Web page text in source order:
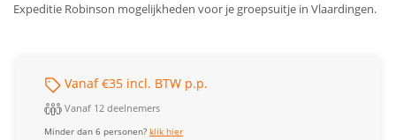
Expeditie Robinson mogelijkheden voor je groepsuitje in Vlaardingen.
Vanaf €35 incl. BTW p.p.
Vanaf 12 deelnemers
Minder dan 6 personen?klik hier